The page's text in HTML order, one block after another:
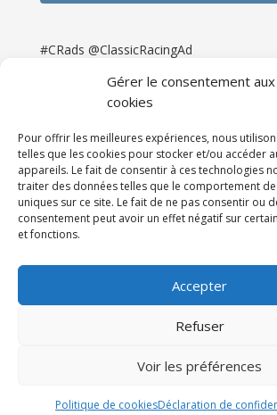
Gérer le consentement aux
cookies
Pour offrir les meilleures expériences, nous
telles que les cookies pour stocker et/ou accéder
appareils. Le fait de consentir à ces technologies
traiter des données telles que le comportement
uniques sur ce site. Le fait de ne pas consentir ou
consentement peut avoir un effet négatif sur
et fonctions.
Accepter
Refuser
Voir les préférences
Politique de cookiesDéclaration de
#CRads @ClassicRacingAd
Newsletter & Presse
Partenaires
Espace Client
121DigitalGroup |
121DigitalGroup